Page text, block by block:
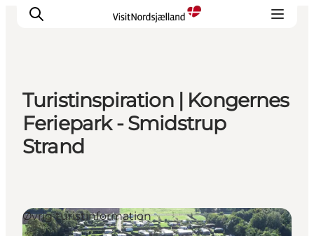
Highlights
Oplev
Det Sker
Planlæg ferien
Turistinspiration | Kongernes
Feriepark - Smidstrup
Strand
Øvrig turistinformation